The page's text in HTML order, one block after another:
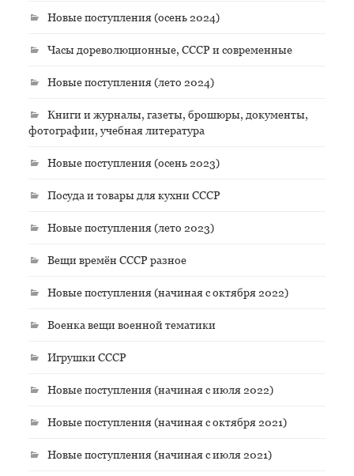
Новые поступления (осень 2024)
Часы дореволюционные, СССР и современные
Новые поступления (лето 2024)
Книги и журналы, газеты, брошюры, документы,
фотографии, учебная литература
Новые поступления (осень 2023)
Посуда и товары для кухни СССР
Новые поступления (лето 2023)
Вещи времён СССР разное
Новые поступления (начиная с октября 2022)
Военка вещи военной тематики
Игрушки СССР
Новые поступления (начиная с июля 2022)
Новые поступления (начиная с октября 2021)
Новые поступления (начиная с июля 2021)